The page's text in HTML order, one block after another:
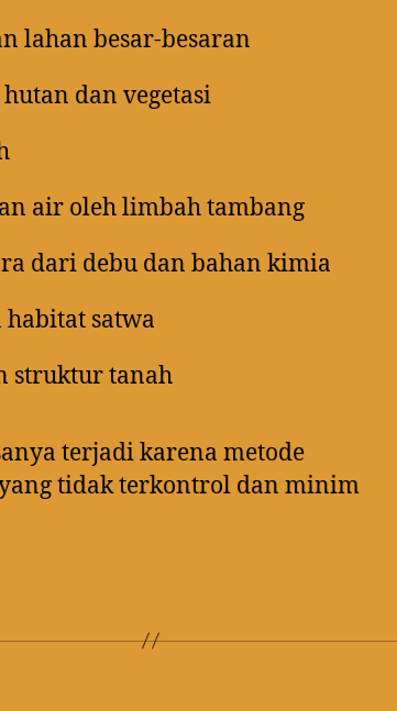
lahan besar-besaran
dan vegetasi
air oleh limbah tambang
dari debu dan bahan kimia
habitat satwa
struktur tanah
terjadi karena metode
tidak terkontrol dan minim